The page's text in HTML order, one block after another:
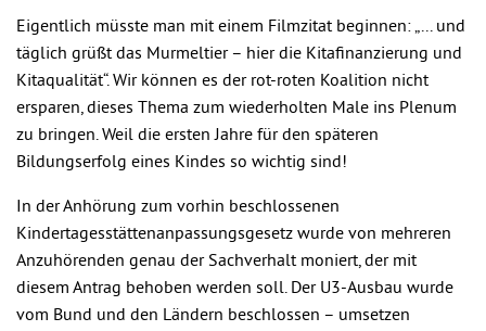
Eigentlich müsste man mit einem Filmzitat beginnen: „... und
täglich grüßt das Murmeltier – hier die Kitafinanzierung und
Kitaqualität“. Wir können es der rot-roten Koalition nicht
ersparen, dieses Thema zum wiederholten Male ins Plenum
zu bringen. Weil die ersten Jahre für den späteren
Bildungserfolg eines Kindes so wichtig sind!
In der Anhörung zum vorhin beschlossenen
Kindertagesstättenanpassungsgesetz wurde von mehreren
Anzuhörenden genau der Sachverhalt moniert, der mit
diesem Antrag behoben werden soll. Der U3-Ausbau wurde
vom Bund und den Ländern beschlossen – umsetzen